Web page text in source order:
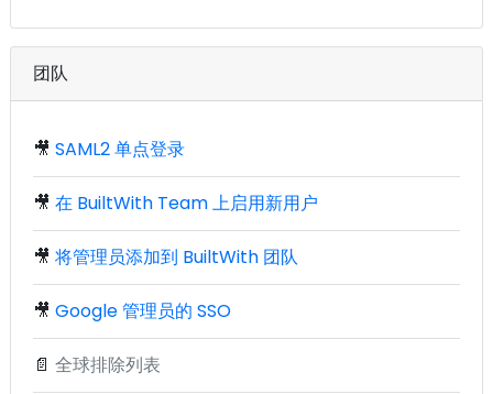
团队
🎥 SAML2 单点登录
🎥 在 BuiltWith Team 上启用新用户
🎥 将管理员添加到 BuiltWith 团队
🎥 Google 管理员的 SSO
📄 全球排除列表